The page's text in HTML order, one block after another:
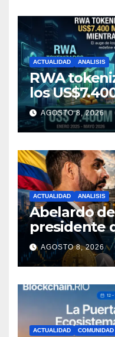
ACTUALIDAD ANALISIS
RWA
los
mientras la
AGOSTO 8, 2026
ACTUALIDAD ANALISIS
Abelardo
presidente
comienza
puede
economía y
AGOSTO 8, 2026
ACTUALIDAD COMUNIDAD